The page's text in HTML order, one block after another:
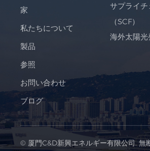
家
私たちについて
製品
参照
お問い合わせ
ブログ
サプライ
（SCF）
海外太陽
© 厦門C&D新興エネルギー有限公司. 無